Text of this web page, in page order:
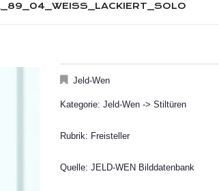
Jeld-Wen
Kategorie: Jeld-Wen -> Stiltüren
Rubrik: Freisteller
Quelle: JELD-WEN Bilddatenbank